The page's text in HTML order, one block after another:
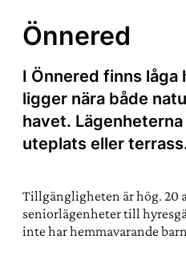
Önnered
I Önnered finns låga
ligger nära både
havet.
uteplats eller
Tillgängligheten är hög. 20
seniorlägenheter till
inte har hemmavarande